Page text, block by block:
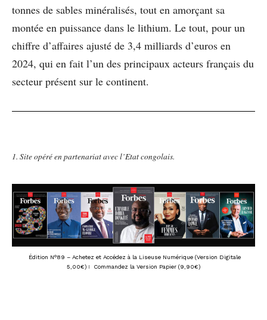
tonnes de sables minéralisés, tout en amorçant sa
montée en puissance dans le lithium. Le tout, pour un
chiffre d’affaires ajusté de 3,4 milliards d’euros en
2024, qui en fait l’un des principaux acteurs français du
secteur présent sur le continent.
1. Site opéré en partenariat avec l’Etat congolais.
Édition N°89 – Achetez et Accédez à la Liseuse Numérique (Version Digitale
5,00€) I Commandez la Version Papier (9,90€)